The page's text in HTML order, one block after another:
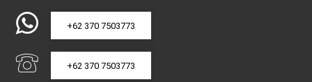
+62 370 7503773
+62 370 7503773